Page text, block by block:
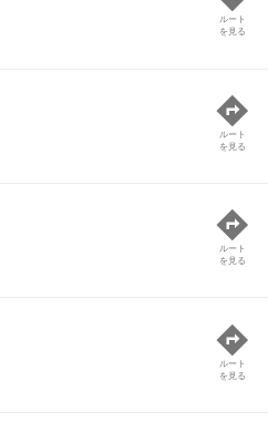
ルート
を見る
ルート
を見る
ルート
を見る
ルート
を見る